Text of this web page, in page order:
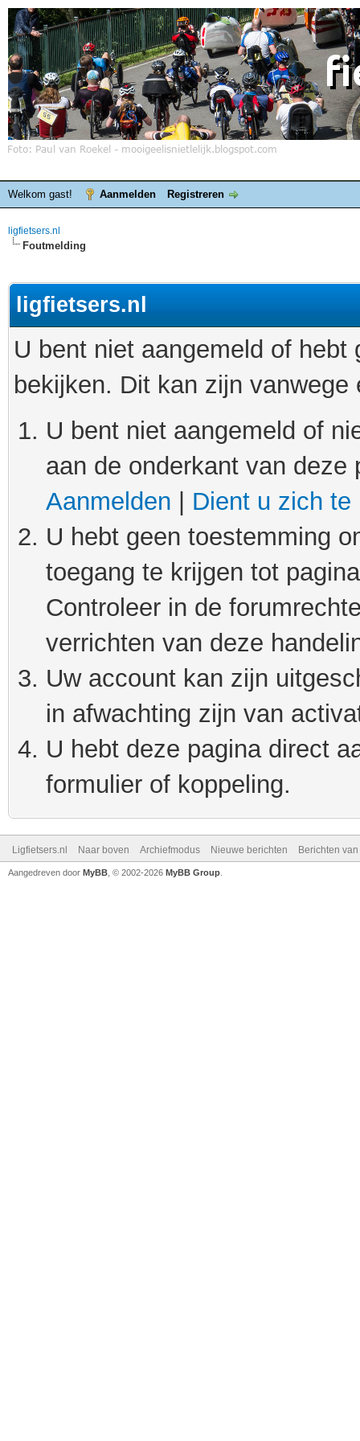
Welkom gast! Aanmelden Registreren
ligfietsers.nl
Foutmelding
ligfietsers.nl
U bent niet aangemeld of
bekijken. Dit kan zijn
U bent niet aangemeld of
aan de onderkant van
Aanmelden
Dient u zich te
U hebt geen toestemming
toegang te krijgen tot
Controleer in de
verrichten van deze
Uw account kan zijn
in afwachting zijn van
U hebt deze pagina direct
formulier of koppeling.
Ligfietsers.nl Naar boven Archiefmodus Nieuwe berichten Berichten
Aangedreven door MyBB , © 2002-2026 MyBB Group